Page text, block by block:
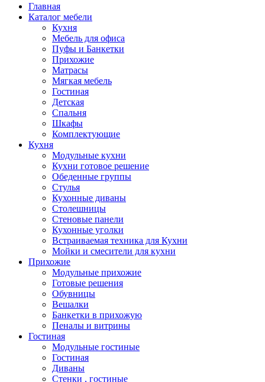
Главная
Каталог мебели
Кухня
Мебель для офиса
Пуфы и Банкетки
Прихожие
Матрасы
Мягкая мебель
Гостиная
Детская
Спальня
Шкафы
Комплектующие
Кухня
Модульные кухни
Кухни готовое решение
Обеденные группы
Стулья
Кухонные диваны
Столешницы
Стеновые панели
Кухонные уголки
Встраиваемая техника для Кухни
Мойки и смесители для кухни
Прихожие
Модульные прихожие
Готовые решения
Обувницы
Вешалки
Банкетки в прихожую
Пеналы и витрины
Гостиная
Модульные гостиные
Гостиная
Диваны
Стенки , гостиные